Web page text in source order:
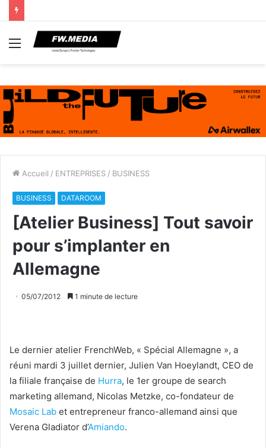
Menu
Accueil / ENTREPRISES / BUSINESS
BUSINESS DATAROOM
[Atelier Business] Tout savoir
pour s’implanter en
Allemagne
05/07/2012 1 minute de lecture
Le dernier atelier FrenchWeb, « Spécial Allemagne », a
réuni mardi 3 juillet dernier, Julien Van Hoeylandt, CEO de
la filiale française de Hurra, le 1er groupe de search
marketing allemand, Nicolas Metzke, co-fondateur de
Mosaic Lab et entrepreneur franco-allemand ainsi que
Verena Gladiator d’Amiando.